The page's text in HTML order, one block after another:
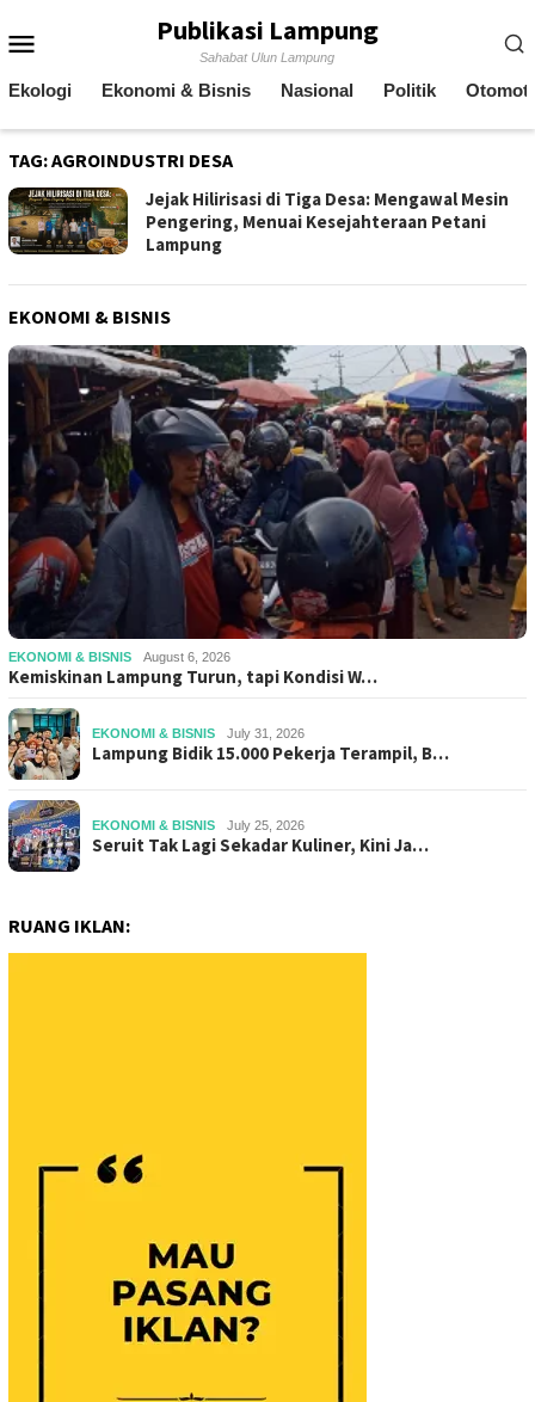
to
Publikasi Lampung
Sahabat Ulun Lampung
Ekologi Ekonomi & Bisnis Nasional Politik
TAG:AGROINDUSTRI DESA
Jejak Hilirisasi di Tiga Desa: Mengawal Mesin
Pengering, Menuai Kesejahteraan Petani
Lampung
EKONOMI & BISNIS
EKONOMI & BISNIS August 6, 2026
Kemiskinan Lampung Turun, tapi Kondisi W…
EKONOMI & BISNIS July 31, 2026
Lampung Bidik 15.000 Pekerja Terampil, B…
EKONOMI & BISNIS July 25, 2026
Seruit Tak Lagi Sekadar Kuliner, Kini Ja…
RUANG IKLAN: